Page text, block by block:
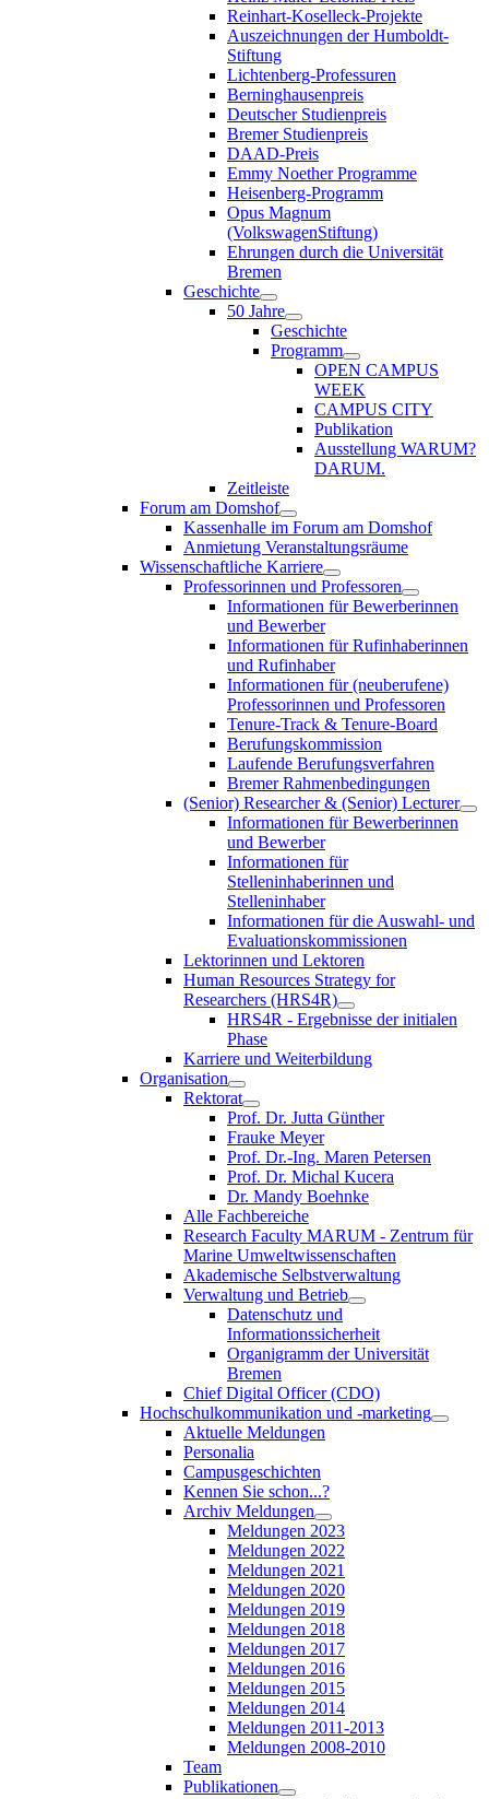
Reinhart-Koselleck-Projekte
Auszeichnungen der Humboldt-
Stiftung
Lichtenberg-Professuren
Berninghausenpreis
Deutscher Studienpreis
Bremer Studienpreis
DAAD-Preis
Emmy Noether Programme
Heisenberg-Programm
Opus Magnum
(VolkswagenStiftung)
Ehrungen durch die Universität
Bremen
Geschichte
50 Jahre
Geschichte
Programm
OPEN CAMPUS
WEEK
CAMPUS CITY
Publikation
Ausstellung WARUM?
DARUM.
Zeitleiste
Forum am Domshof
Kassenhalle im Forum am Domshof
Anmietung Veranstaltungsräume
Wissenschaftliche Karriere
Professorinnen und Professoren
Informationen für Bewerberinnen
und Bewerber
Informationen für Rufinhaberinnen
und Rufinhaber
Informationen für (neuberufene)
Professorinnen und Professoren
Tenure-Track & Tenure-Board
Berufungskommission
Laufende Berufungsverfahren
Bremer Rahmenbedingungen
(Senior) Researcher & (Senior) Lecturer
Informationen für Bewerberinnen
und Bewerber
Informationen für
Stelleninhaberinnen und
Stelleninhaber
Informationen für die Auswahl- und
Evaluationskommissionen
Lektorinnen und Lektoren
Human Resources Strategy for
Researchers (HRS4R)
HRS4R - Ergebnisse der initialen
Phase
Karriere und Weiterbildung
Organisation
Rektorat
Prof. Dr. Jutta Günther
Frauke Meyer
Prof. Dr.-Ing. Maren Petersen
Prof. Dr. Michal Kucera
Dr. Mandy Boehnke
Alle Fachbereiche
Research Faculty MARUM - Zentrum für
Marine Umweltwissenschaften
Akademische Selbstverwaltung
Verwaltung und Betrieb
Datenschutz und
Informationssicherheit
Organigramm der Universität
Bremen
Chief Digital Officer (CDO)
Hochschulkommunikation und -marketing
Aktuelle Meldungen
Personalia
Campusgeschichten
Kennen Sie schon...?
Archiv Meldungen
Meldungen 2023
Meldungen 2022
Meldungen 2021
Meldungen 2020
Meldungen 2019
Meldungen 2018
Meldungen 2017
Meldungen 2016
Meldungen 2015
Meldungen 2014
Meldungen 2011-2013
Meldungen 2008-2010
Team
Publikationen